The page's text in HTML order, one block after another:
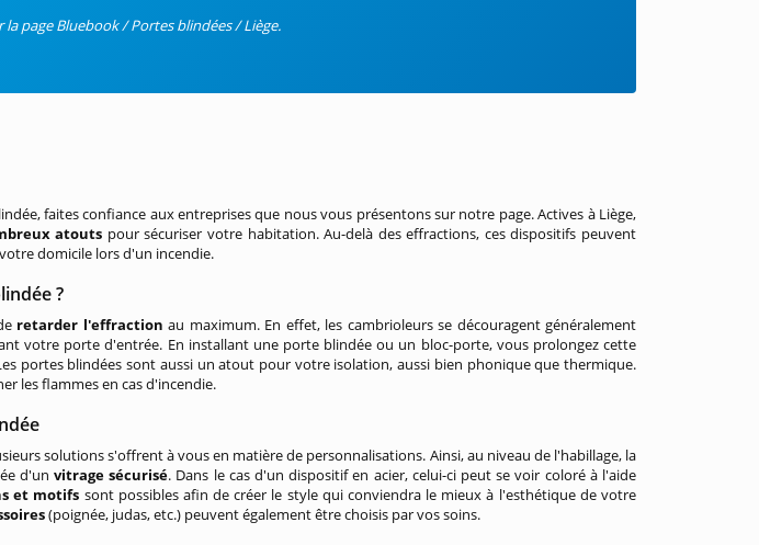
page Bluebook / Portes blindées / Liège.
faites confiance aux entreprises que nous vous présentons sur notre page. Actives à Liège,
atouts pour sécuriser votre habitation. Au-delà des effractions, ces dispositifs peuvent
domicile lors d'un incendie.
?
retarder l'effractionau maximum. En effet, les cambrioleurs se découragent généralement
votre porte d'entrée. En installant une porte blindée ou un bloc-porte, vous prolongez cette
portes blindées sont aussi un atout pour votre isolation, aussi bien phonique que thermique.
les flammes en cas d'incendie.
solutions s'offrent à vous en matière de personnalisations. Ainsi, au niveau de l'habillage, la
d'unvitrage sécurisé. Dans le cas d'un dispositif en acier, celui-ci peut se voir coloré à l'aide
et motifs sont possibles afin de créer le style qui conviendra le mieux à l'esthétique de votre
(poignée, judas, etc.) peuvent également être choisis par vos soins.